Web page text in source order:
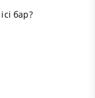
бар?